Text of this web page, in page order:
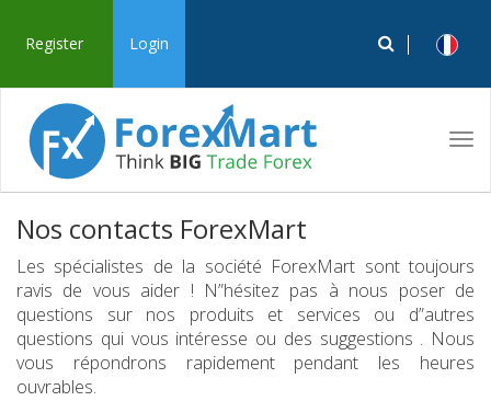
Register Login
Nos contacts ForexMart
Les spécialistes de la société ForexMart sont toujours
ravis de vous aider ! N”hésitez pas à nous poser de
questions sur nos produits et services ou d”autres
questions qui vous intéresse ou des suggestions . Nous
vous répondrons rapidement pendant les heures
ouvrables.